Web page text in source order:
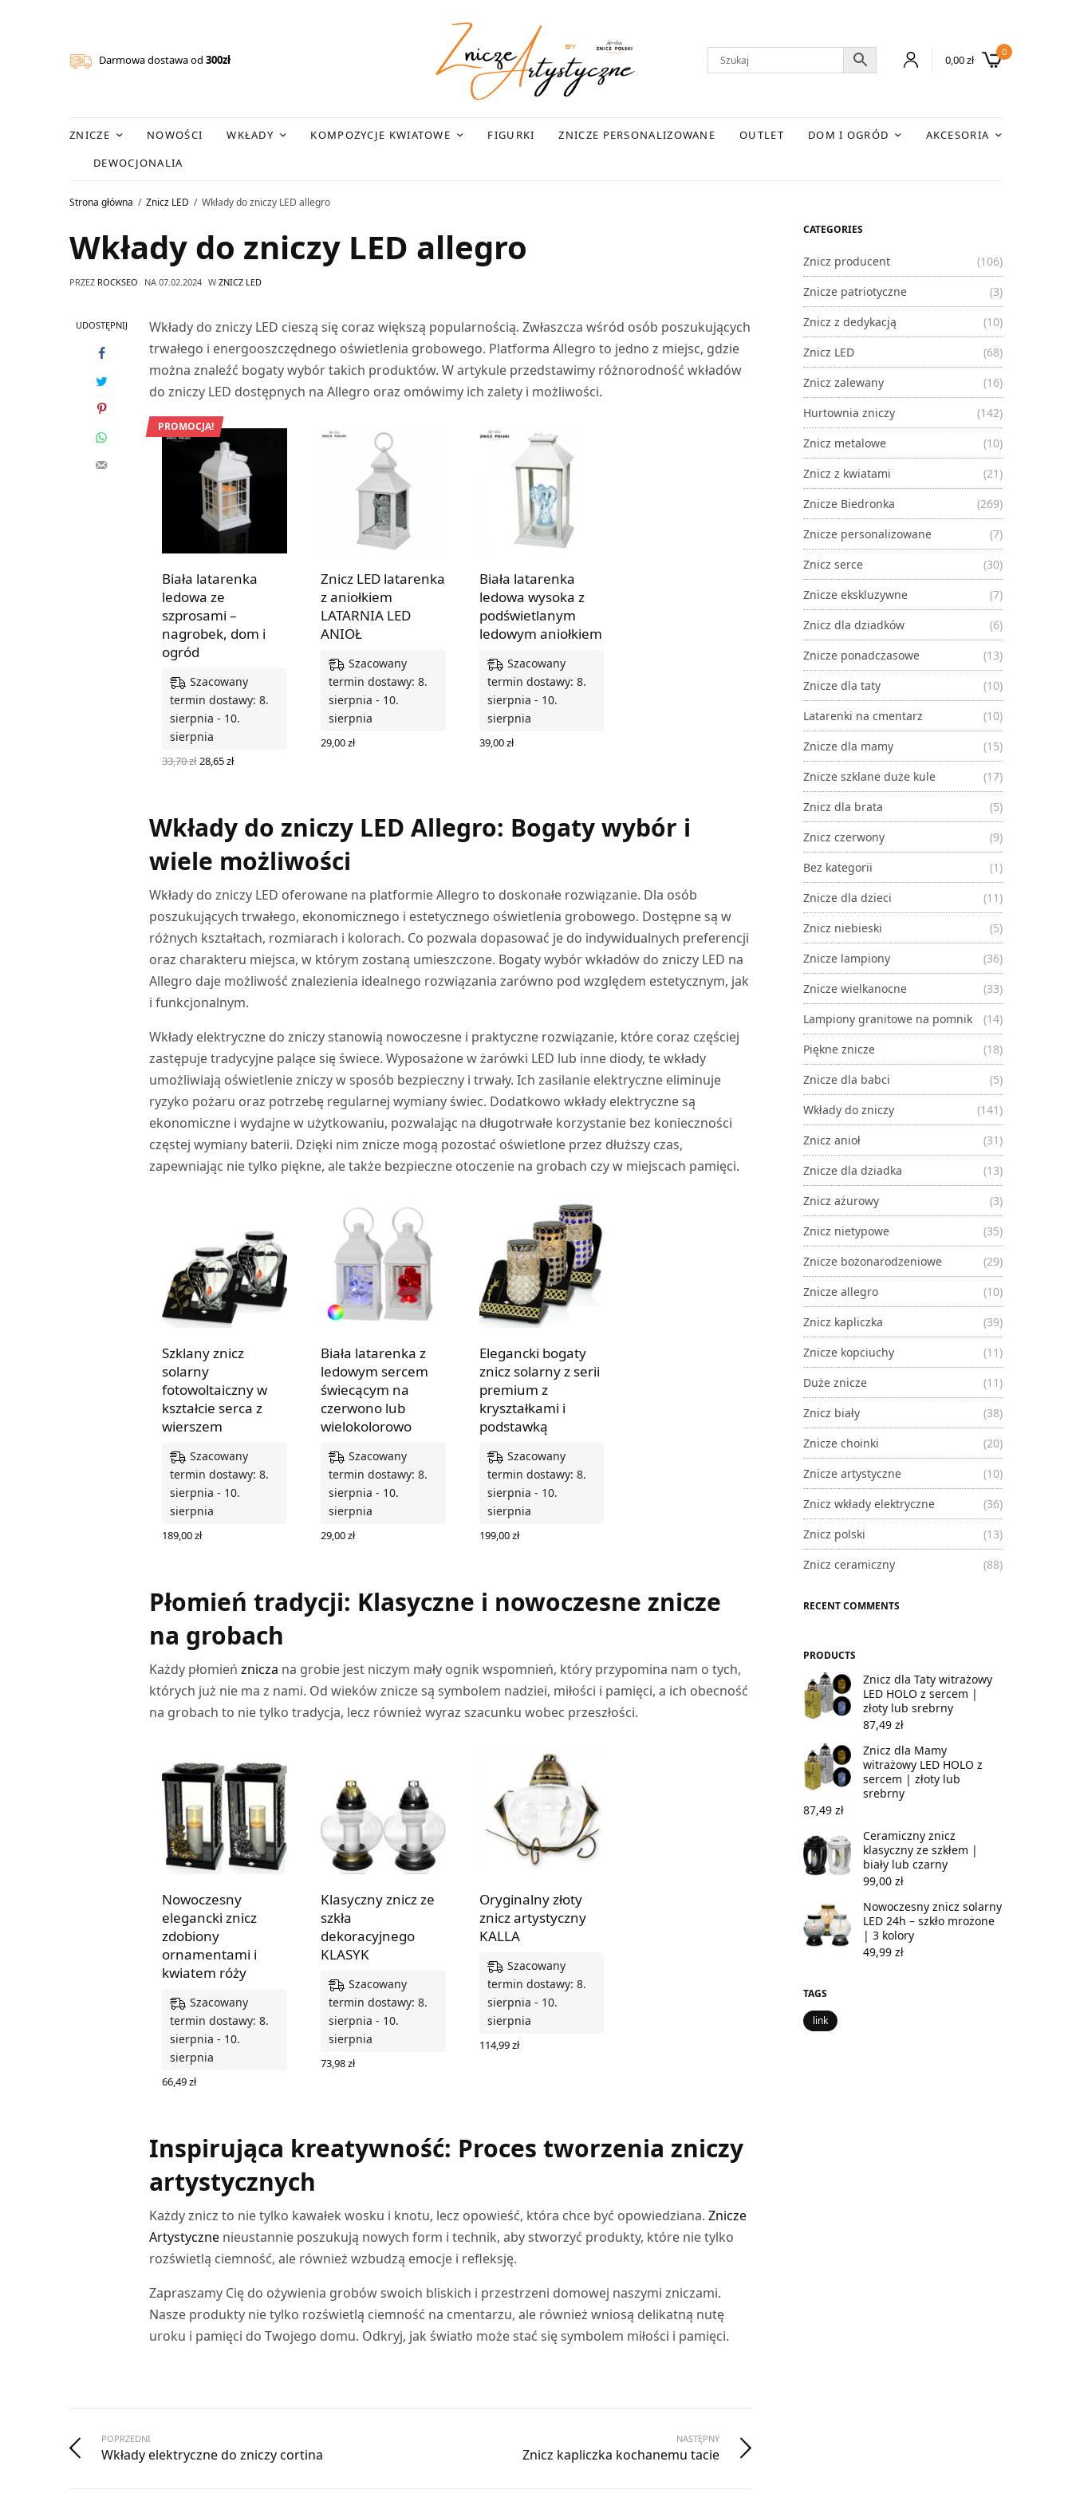
Darmowa dostawa od300zł 0,00zł
0
ZNICZE NOWOŚCI WKŁADY KOMPOZYCJE KWIATOWE FIGURKI ZNICZE PERSONALIZOWANE OUTLET DOM I OGRÓD
AKCESORIA
DEWOCJONALIA
Strona główna Znicz LED Wkłady do zniczy LED allegro
Wkłady do zniczy LED allegro
PRZEZ ROCKSEO NA 07.02.2024 W ZNICZ LED
UDOSTĘPNIJ
Wkłady do zniczy LED cieszą się coraz większą popularnością. Zwłaszcza wśród osób poszukujących
trwałego i energooszczędnego oświetlenia grobowego. Platforma Allegro to jedno z miejsc, gdzie
można znaleźć bogaty wybór takich produktów. W artykule przedstawimy różnorodność wkładów
do zniczy LED dostępnych na Allegro oraz omówimy ich zalety i możliwości.
PROMOCJA!
Biała latarenka
ledowa ze
szprosami –
nagrobek, dom i
ogród
Szacowany
termin dostawy: 8.
sierpnia - 10.
sierpnia
33,70zł Pierwotna
cena
28,65złAktualna
Znicz LED latarenka
z aniołkiem
LATARNIA LED
ANIOŁ
Szacowany
termin dostawy: 8.
sierpnia - 10.
sierpnia
29,00zł
Biała latarenka
ledowa wysoka z
podświetlanym
ledowym aniołkiem
Szacowany
termin dostawy: 8.
sierpnia - 10.
sierpnia
39,00zł
Wkłady do zniczy LED Allegro: Bogaty wybór i
wiele możliwości
Wkłady do zniczy LED oferowane na platformie Allegro to doskonałe rozwiązanie. Dla osób
poszukujących trwałego, ekonomicznego i estetycznego oświetlenia grobowego. Dostępne są w
różnych kształtach, rozmiarach i kolorach. Co pozwala dopasować je do indywidualnych preferencji
oraz charakteru miejsca, w którym zostaną umieszczone. Bogaty wybór wkładów do zniczy LED na
Allegro daje możliwość znalezienia idealnego rozwiązania zarówno pod względem estetycznym, jak
i funkcjonalnym.
Wkłady elektryczne do zniczy stanowią nowoczesne i praktyczne rozwiązanie, które coraz częściej
zastępuje tradycyjne palące się świece. Wyposażone w żarówki LED lub inne diody, te wkłady
umożliwiają oświetlenie zniczy w sposób bezpieczny i trwały. Ich zasilanie elektryczne eliminuje
ryzyko pożaru oraz potrzebę regularnej wymiany świec. Dodatkowo wkłady elektryczne są
ekonomiczne i wydajne w użytkowaniu, pozwalając na długotrwałe korzystanie bez konieczności
częstej wymiany baterii. Dzięki nim znicze mogą pozostać oświetlone przez dłuższy czas,
zapewniając nie tylko piękne, ale także bezpieczne otoczenie na grobach czy w miejscach pamięci.
Szklany znicz
solarny
fotowoltaiczny w
kształcie serca z
wierszem
Szacowany
termin dostawy: 8.
sierpnia - 10.
sierpnia
189,00zł
Biała latarenka z
ledowym sercem
świecącym na
czerwono lub
wielokolorowo
Szacowany
termin dostawy: 8.
sierpnia - 10.
sierpnia
29,00zł
Elegancki bogaty
znicz solarny z serii
premium z
kryształkami i
podstawką
Szacowany
termin dostawy: 8.
sierpnia - 10.
sierpnia
199,00zł
Płomień tradycji: Klasyczne i nowoczesne znicze
na grobach
Każdy płomieńznicza na grobie jest niczym mały ognik wspomnień, który przypomina nam o tych,
których już nie ma z nami. Od wieków znicze są symbolem nadziei, miłości i pamięci, a ich obecność
na grobach to nie tylko tradycja, lecz również wyraz szacunku wobec przeszłości.
Nowoczesny
elegancki znicz
zdobiony
ornamentami i
kwiatem róży
Szacowany
termin dostawy: 8.
sierpnia - 10.
sierpnia
66,49zł
Klasyczny znicz ze
szkła
dekoracyjnego
KLASYK
Szacowany
termin dostawy: 8.
sierpnia - 10.
sierpnia
73,98zł
Oryginalny złoty
znicz artystyczny
KALLA
Szacowany
termin dostawy: 8.
sierpnia - 10.
sierpnia
114,99zł
Inspirująca kreatywność: Proces tworzenia zniczy
artystycznych
Każdy znicz to nie tylko kawałek wosku i knotu, lecz opowieść, która chce być opowiedziana.Znicze
Artystyczne nieustannie poszukują nowych form i technik, aby stworzyć produkty, które nie tylko
rozświetlą ciemność, ale również wzbudzą emocje i refleksję.
Zapraszamy Cię do ożywienia grobów swoich bliskich i przestrzeni domowej naszymi zniczami.
Nasze produkty nie tylko rozświetlą ciemność na cmentarzu, ale również wniosą delikatną nutę
uroku i pamięci do Twojego domu. Odkryj, jak światło może stać się symbolem miłości i pamięci.
POPRZEDNI
Wkłady elektryczne do zniczy cortina
NASTĘPNY
Znicz kapliczka kochanemu tacie
CATEGORIES
Znicz producent
(106)
Znicze patriotyczne
(3)
Znicz z dedykacją
(10)
Znicz LED
(68)
Znicz zalewany
(16)
Hurtownia zniczy
(142)
Znicz metalowe
(10)
Znicz z kwiatami
(21)
Znicze Biedronka
(269)
Znicze personalizowane
(7)
Znicz serce
(30)
Znicze ekskluzywne
(7)
Znicz dla dziadków
(6)
Znicze ponadczasowe
(13)
Znicze dla taty
(10)
Latarenki na cmentarz
(10)
Znicze dla mamy
(15)
Znicze szklane duże kule
(17)
Znicz dla brata
(5)
Znicz czerwony
(9)
Bez kategorii
(1)
Znicze dla dzieci
(11)
Znicz niebieski
(5)
Znicze lampiony
(36)
Znicze wielkanocne
(33)
Lampiony granitowe na pomnik
(14)
Piękne znicze
(18)
Znicze dla babci
(5)
Wkłady do zniczy
(141)
Znicz anioł
(31)
Znicze dla dziadka
(13)
Znicz ażurowy
(3)
Znicz nietypowe
(35)
Znicze bożonarodzeniowe
(29)
Znicze allegro
(10)
Znicz kapliczka
(39)
Znicze kopciuchy
(11)
Duże znicze
(11)
Znicz biały
(38)
Znicze choinki
(20)
Znicze artystyczne
(10)
Znicz wkłady elektryczne
(36)
Znicz polski
(13)
Znicz ceramiczny
(88)
RECENT COMMENTS
PRODUCTS
Znicz dla Taty witrażowy
LED HOLO z sercem |
złoty lub srebrny
87,49 zł
Znicz dla Mamy
witrażowy LED HOLO z
sercem | złoty lub
srebrny
87,49 zł
Ceramiczny znicz
klasyczny ze szkłem |
biały lub czarny
99,00 zł
Nowoczesny znicz solarny
LED 24h – szkło mrożone
| 3 kolory
49,99 zł
TAGS
link